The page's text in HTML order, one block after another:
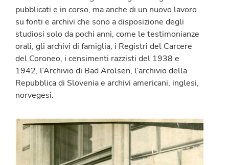
pubblicati e in corso, ma anche di un nuovo lavoro
su fonti e archivi che sono a disposizione degli
studiosi solo da pochi anni, come le testimonianze
orali, gli archivi di famiglia, i Registri del Carcere
del Coroneo, i censimenti razzisti del 1938 e
1942, l’Archivio di Bad Arolsen, l’archivio della
Repubblica di Slovenia e archivi americani, inglesi,
norvegesi.